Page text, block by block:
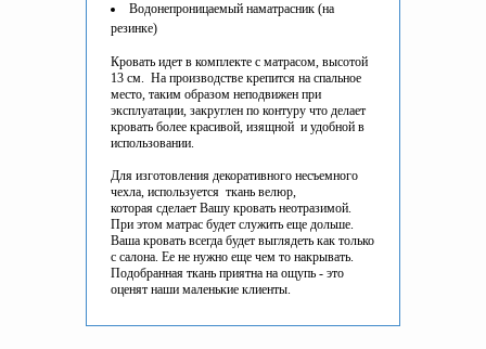
Водонепроницаемый наматрасник (на
резинке)
Кровать идет в комплекте с матрасом, высотой
13 см. На производстве крепится на спальное
место, таким образом неподвижен при
эксплуатации, закруглен по контуру что делает
кровать более красивой, изящной и удобной в
использовании.
Для изготовления декоративного несъемного
чехла, используется ткань велюр,
которая сделает Вашу кровать неотразимой.
При этом матрас будет служить еще дольше.
Ваша кровать всегда будет выглядеть как только
с салона. Ее не нужно еще чем то накрывать.
Подобранная ткань приятна на ощупь - это
оценят наши маленькие клиенты.